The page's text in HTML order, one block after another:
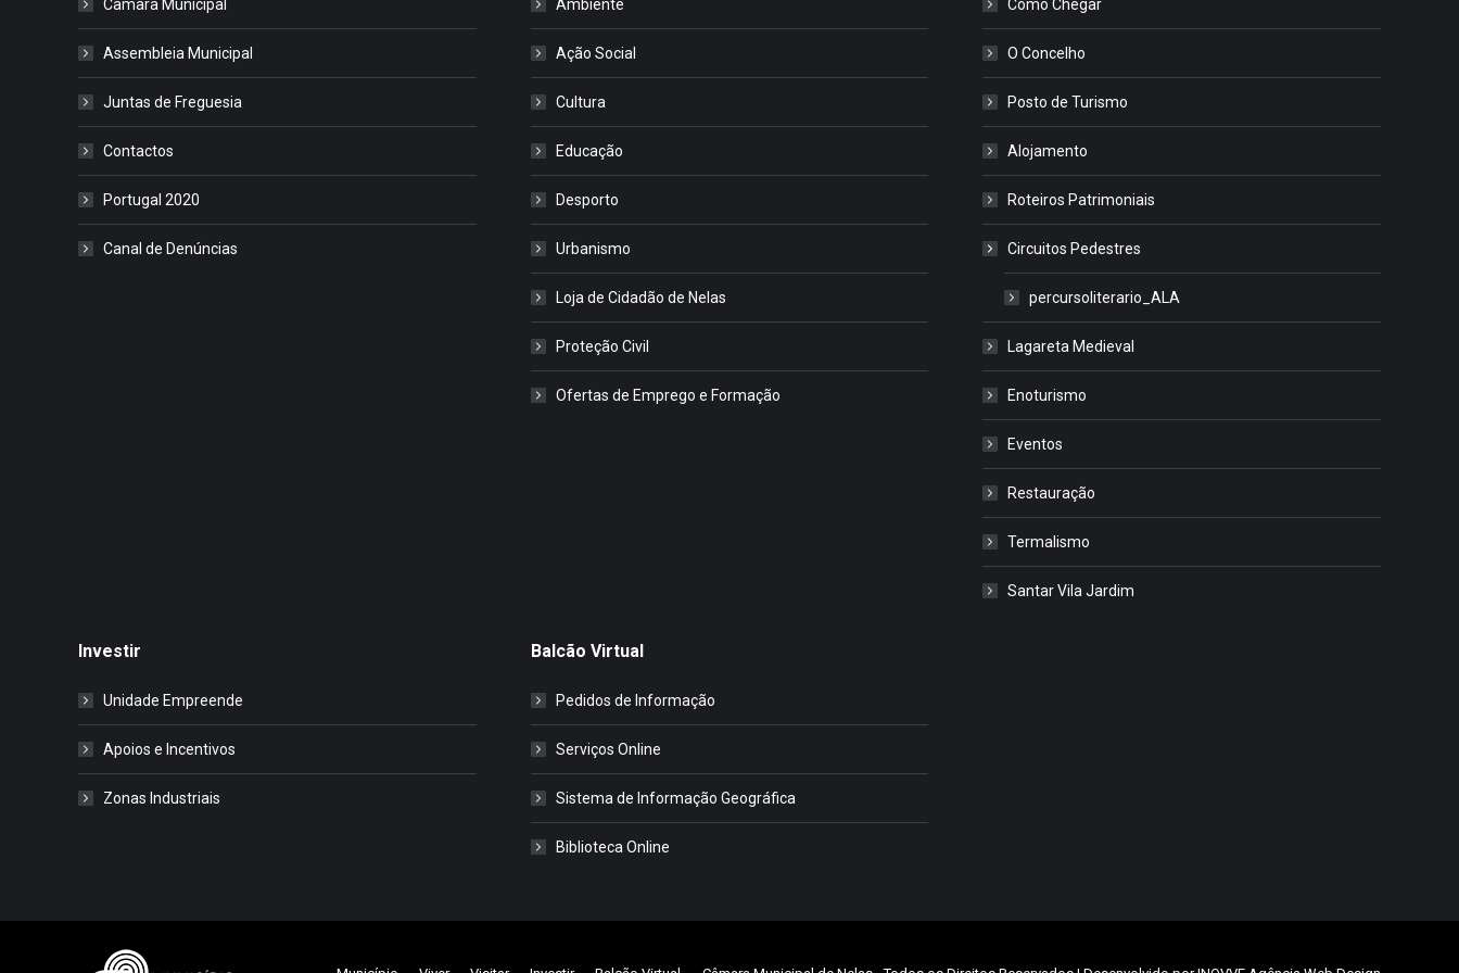
Câmara Municipal
Assembleia Municipal
Juntas de Freguesia
Contactos
Portugal 2020
Canal de Denúncias
Ambiente
Ação Social
Cultura
Educação
Desporto
Urbanismo
Loja de Cidadão de Nelas
Proteção Civil
Ofertas de Emprego e Formação
Como Chegar
O Concelho
Posto de Turismo
Alojamento
Roteiros Patrimoniais
Circuitos Pedestres
percursoliterario_ALA
Lagareta Medieval
Enoturismo
Eventos
Restauração
Termalismo
Santar Vila Jardim
Investir
Unidade Empreende
Apoios e Incentivos
Zonas Industriais
Balcão Virtual
Pedidos de Informação
Serviços Online
Sistema de Informação Geográfica
Biblioteca Online